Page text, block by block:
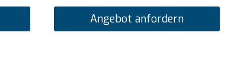
Angebot anfordern